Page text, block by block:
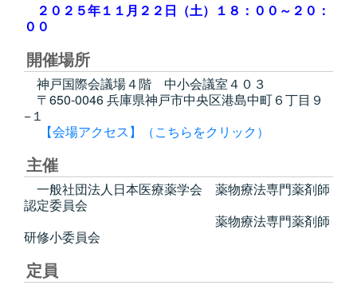
２０２５年１１月２２日（土）１８：００～２０：
００
開催場所
神戸国際会議場４階 中小会議室４０３
〒650-0046 兵庫県神戸市中央区港島中町６丁目９
−１
【会場アクセス】（こちらをクリック）
主催
一般社団法人日本医療薬学会 薬物療法専門薬剤師
認定委員会
薬物療法専門薬剤師
研修小委員会
定員